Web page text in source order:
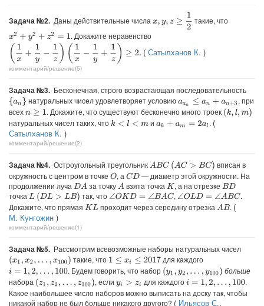
Задача №2. Даны действительные числа 2
такие, что
x2 +y2 +z 2=1
. Докажите неравенство
(1 x+ 1 x− 1y +1 z) (Сатылханов К. )
комментарий/решение(5)
Задача №3. Бесконечная, строго возрастающая последовательность
{an} натуральных чисел удовлетворяет условиюaan ≤a n+a n+3
, при
всехn≥ 1 . Докажите, что существуют бесконечно много троек (k,l,m )
натуральных чисел таких, чтоk< l< m и ak+am=2 al . (
Сатылханов К. )
комментарий/решение(2)
Задача №4. Остроугольный треугольникABC (AC> BC )
вписан в
окружность с центром в точке O, аCD — диаметр этой окружности. На
продолжении луча DA за точкуA взята точка K , а на отрезке BD
точка L (DL>LB) так, что ∠OKD=∠B AC , ∠OLD=∠A BC
.
Докажите, что прямая KL проходит через середину отрезка AB . (
М. Кунгожин )
комментарий/решение(1)
Задача №5. Рассмотрим всевозможные наборы натуральных чисел
(x1,x2,… ,x100) такие, что 1≤xi ≤2017
для каждого
i= 1, 2,…,100 . Будем говорить, что набор (y1,y2,…, y 100)
больше
набора (z1z2,…, z 100) , еслиyi> zi для каждогоi= 1,2,…,100
.
Какое наибольшее число наборов можно выписать на доску так, чтобы
никакой набор не был больше никакого другого? ( Ильясов С.,